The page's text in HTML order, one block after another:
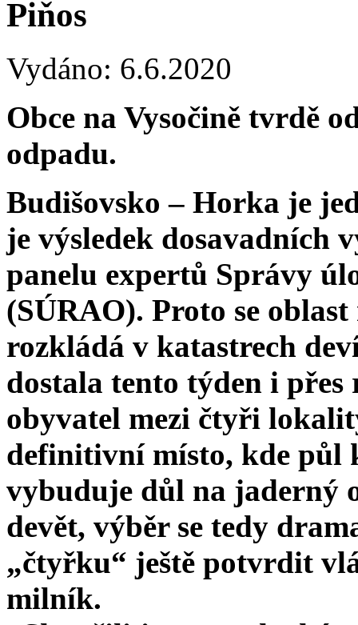
Piňos
Vydáno: 6.6.2020
Obce na Vysočině tvrdě
odpadu.
Budišovsko – Horka je
je výsledek dosavadních
panelu expertů Správy
(SÚRAO). Proto se
rozkládá v katastrech
dostala tento týden i
obyvatel mezi čtyři
definitivní místo, kde půl
vybuduje důl na jaderný
devět, výběr se tedy
„čtyřku“ ještě potvrdit
milník.